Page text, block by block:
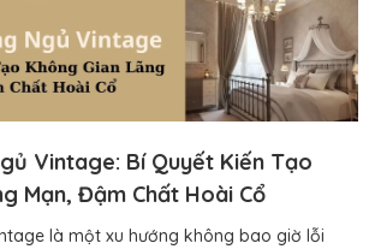
Vintage: Bí Quyết Kiến Tạo
Mạn, Đậm Chất Hoài Cổ
là một xu hướng không bao giờ lỗi